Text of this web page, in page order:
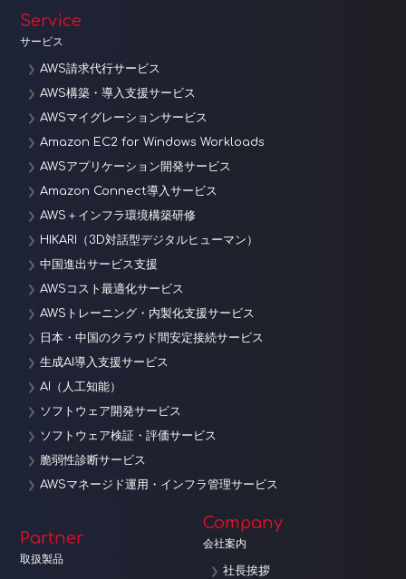
Service
サービス
AWS請求代行サービス
AWS構築・導入支援サービス
AWSマイグレーションサービス
Amazon EC2 for Windows Workloads
AWSアプリケーション開発サービス
Amazon Connect導入サービス
AWS＋インフラ環境構築研修
HIKARI（3D対話型デジタルヒューマン）
中国進出サービス支援
AWSコスト最適化サービス
AWSトレーニング・内製化支援サービス
日本・中国のクラウド間安定接続サービス
生成AI導入支援サービス
AI（人工知能）
ソフトウェア開発サービス
ソフトウェア検証・評価サービス
脆弱性診断サービス
AWSマネージド運用・インフラ管理サービス
Partner
取扱製品
Company
会社案内
社長挨拶